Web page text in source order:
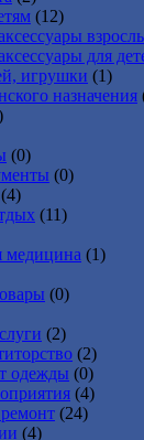
(12)
для
игрушки (1)
назначения
(0)
(0)
(4)
(11)
медицина (1)
(0)
(2)
(2)
одежды (0)
(4)
(24)
(4)